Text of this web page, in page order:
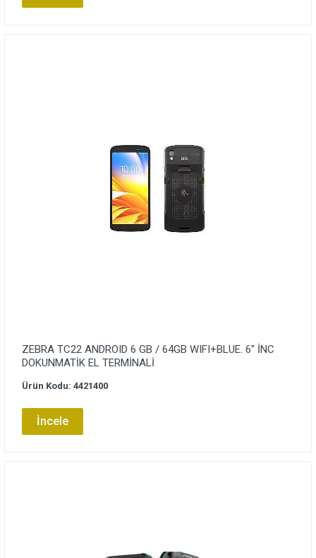
ZEBRA TC22 ANDROID 6 GB / 64GB WIFI+BLUE. 6″ İNC
DOKUNMATİK EL TERMİNALİ
Ürün Kodu: 4421400
İncele